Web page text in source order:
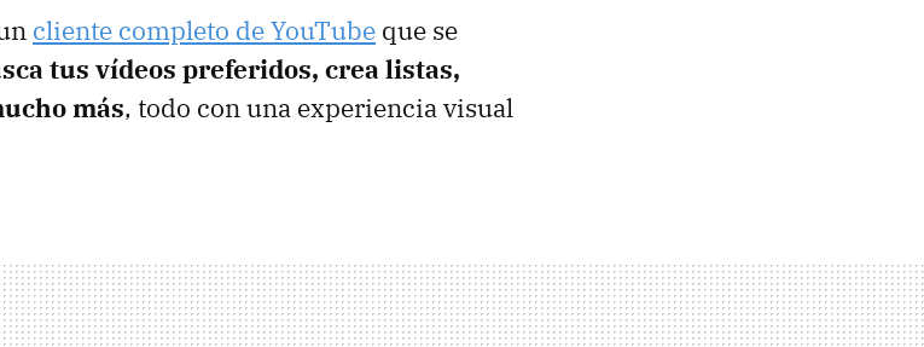
cliente completo de YouTube que se
tus vídeos preferidos, crea listas,
más, todo con una experiencia visual